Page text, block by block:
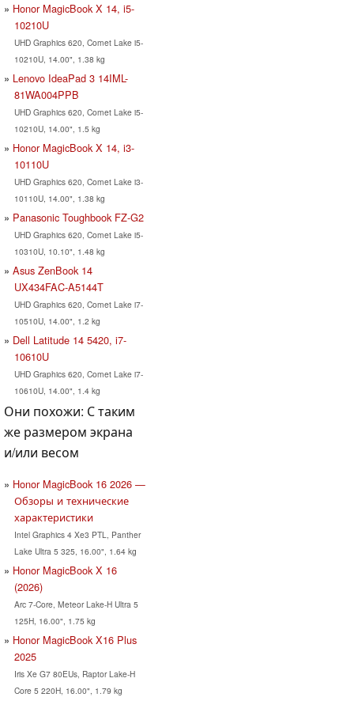
Honor MagicBook X 14, i5-
10210U
UHD Graphics 620, Comet Lake i5-
10210U, 14.00", 1.38 kg
Lenovo IdeaPad 3 14IML-
81WA004PPB
UHD Graphics 620, Comet Lake i5-
10210U, 14.00", 1.5 kg
Honor MagicBook X 14, i3-
10110U
UHD Graphics 620, Comet Lake i3-
10110U, 14.00", 1.38 kg
Panasonic Toughbook FZ-G2
UHD Graphics 620, Comet Lake i5-
10310U, 10.10", 1.48 kg
Asus ZenBook 14
UX434FAC-A5144T
UHD Graphics 620, Comet Lake i7-
10510U, 14.00", 1.2 kg
Dell Latitude 14 5420, i7-
10610U
UHD Graphics 620, Comet Lake i7-
10610U, 14.00", 1.4 kg
Они похожи: С таким
же размером экрана
и/или весом
Honor MagicBook 16 2026 —
Обзоры и технические
характеристики
Intel Graphics 4 Xe3 PTL, Panther
Lake Ultra 5 325, 16.00", 1.64 kg
Honor MagicBook X 16
(2026)
Arc 7-Core, Meteor Lake-H Ultra 5
125H, 16.00", 1.75 kg
Honor MagicBook X16 Plus
2025
Iris Xe G7 80EUs, Raptor Lake-H
Core 5 220H, 16.00", 1.79 kg